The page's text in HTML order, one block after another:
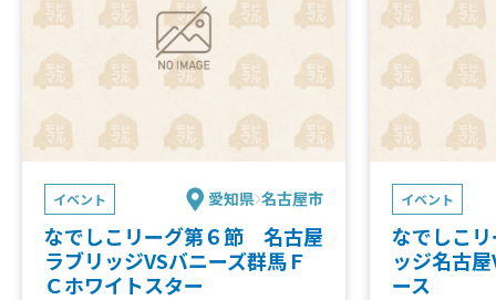
イベント 愛知県 名古屋市
なでしこリーグ第６節 名古屋
ラブリッジVSバニーズ群馬Ｆ
Ｃホワイトスター
イベント
なでしこ
ッジ名古
ース